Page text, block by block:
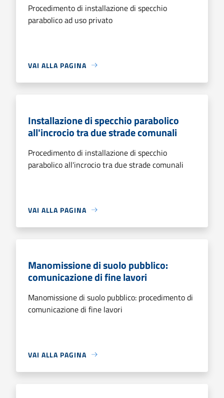
Procedimento di installazione di specchio
parabolico ad uso privato
VAI ALLA PAGINA
Installazione di specchio parabolico
all'incrocio tra due strade comunali
Procedimento di installazione di specchio
parabolico all'incrocio tra due strade comunali
VAI ALLA PAGINA
Manomissione di suolo pubblico:
comunicazione di fine lavori
Manomissione di suolo pubblico: procedimento di
comunicazione di fine lavori
VAI ALLA PAGINA